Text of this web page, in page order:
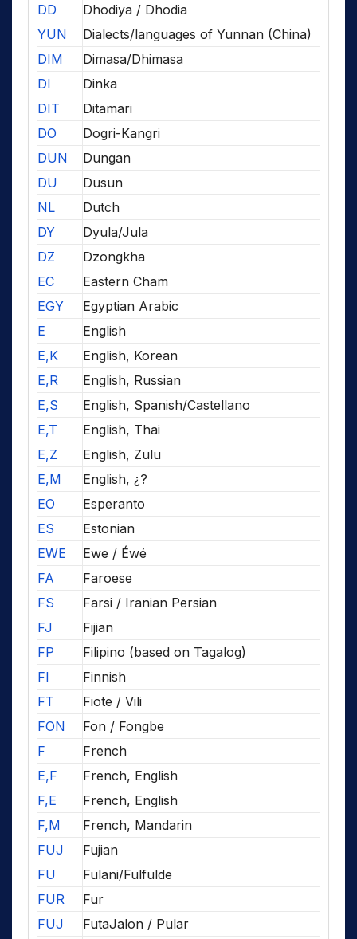
DD
Dhodiya / Dhodia
YUN
Dialects/languages of Yunnan (China)
DIM
Dimasa/Dhimasa
DI
Dinka
DIT
Ditamari
DO
Dogri-Kangri
DUN
Dungan
DU
Dusun
NL
Dutch
DY
Dyula/Jula
DZ
Dzongkha
EC
Eastern Cham
EGY
Egyptian Arabic
E
English
E,K
English, Korean
E,R
English, Russian
E,S
English, Spanish/Castellano
E,T
English, Thai
E,Z
English, Zulu
E,M
English, ¿?
EO
Esperanto
ES
Estonian
EWE
Ewe / Éwé
FA
Faroese
FS
Farsi / Iranian Persian
FJ
Fijian
FP
Filipino (based on Tagalog)
FI
Finnish
FT
Fiote / Vili
FON
Fon / Fongbe
F
French
E,F
French, English
F,E
French, English
F,M
French, Mandarin
FUJ
Fujian
FU
Fulani/Fulfulde
FUR
Fur
FUJ
FutaJalon / Pular